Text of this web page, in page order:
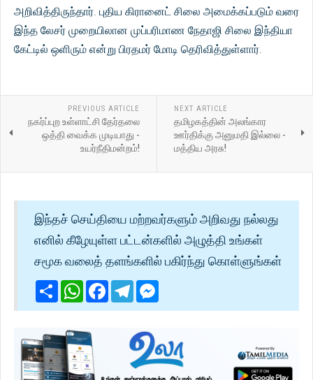
அறிவித்திருந்தார். புதிய கிரானைட் சிலை அமைக்கப்படும் வரை
இந்த லேசர் முறையிலான முப்பரிமாண நேதாஜி சிலை இந்தியா
கேட்டில் ஒளிரும் என்று பிரதமர் மோடி தெரிவித்துள்ளார்.
PREVIOUS ARTICLE
நகர்ப்புற உள்ளாட்சி தேர்தலை
ஒத்தி வைக்க முடியாது -
உயர்நீதிமன்றம்!
NEXT ARTICLE
தமிழகத்தின் அலங்கார
ஊர்திக்கு அனுமதி இல்லை -
மத்திய அரசு!
இந்தச் செய்தியை மற்றவர்களும் அறிவது நல்லது
எனில் கீழேயுள்ள பட்டன்களில் அழுத்தி உங்கள்
சமூக வலைத் தளங்களில் பகிர்ந்து கொள்ளுங்கள்
ShareWhatsApp
Facebook
Telegram